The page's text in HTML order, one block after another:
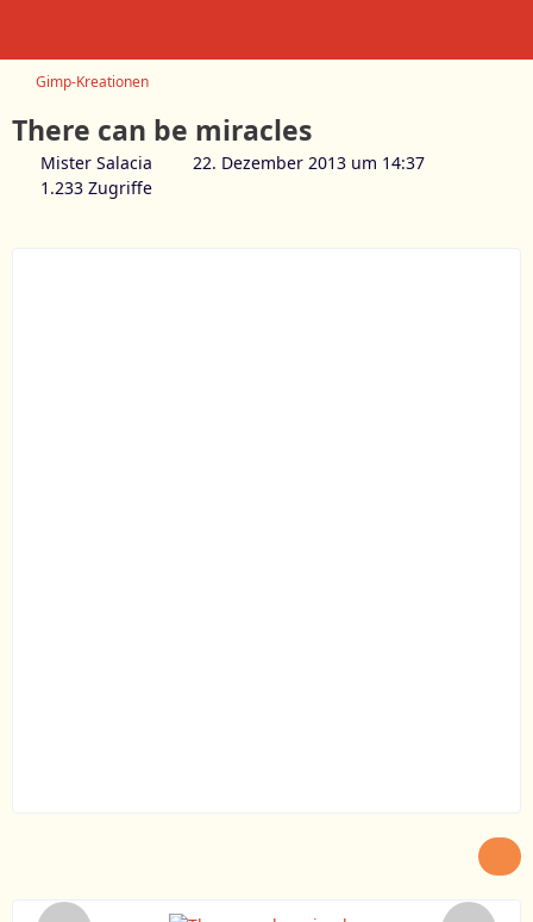
Gimp-Kreationen
There can be miracles
Mister Salacia
22. Dezember 2013 um 14:37
1.233 Zugriffe